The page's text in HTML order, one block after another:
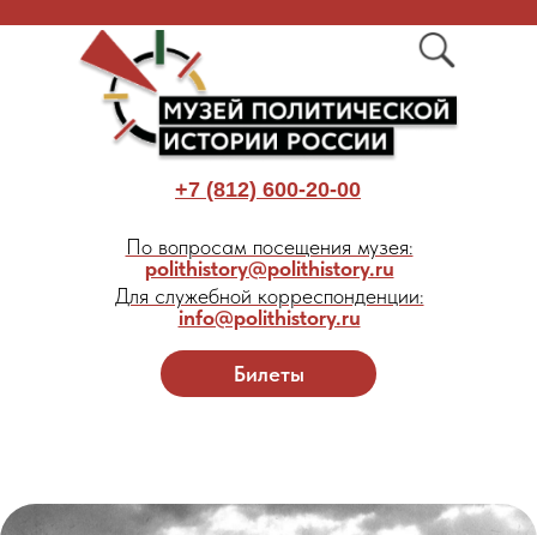
Билеты
+7 (812) 600-20-00
По вопросам посещения музея:
polithistory@polithistory.ru
Для служебной корреспонденции:
info@polithistory.ru